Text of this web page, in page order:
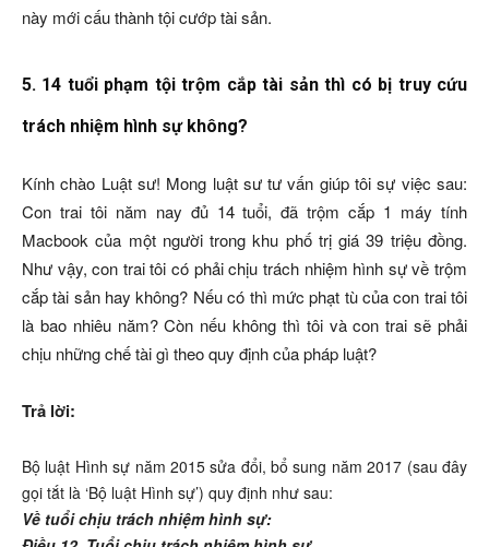
này mới cấu thành tội cướp tài sản.
5. 14 tuổi phạm tội trộm cắp tài sản thì có bị truy cứu
trách nhiệm hình sự không?
Kính chào Luật sư! Mong luật sư tư vấn giúp tôi sự việc sau:
Con trai tôi năm nay đủ 14 tuổi, đã trộm cắp 1 máy tính
Macbook của một người trong khu phố trị giá 39 triệu đồng.
Như vậy, con trai tôi có phải chịu trách nhiệm hình sự về trộm
cắp tài sản hay không? Nếu có thì mức phạt tù của con trai tôi
là bao nhiêu năm? Còn nếu không thì tôi và con trai sẽ phải
chịu những chế tài gì theo quy định của pháp luật?
Trả lời:
Bộ luật Hình sự năm 2015 sửa đổi, bổ sung năm 2017 (sau đây
gọi tắt là ‘Bộ luật Hình sự’) quy định như sau:
Về tuổi chịu trách nhiệm hình sự: